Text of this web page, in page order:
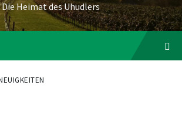
Die Heimat des Uhudlers